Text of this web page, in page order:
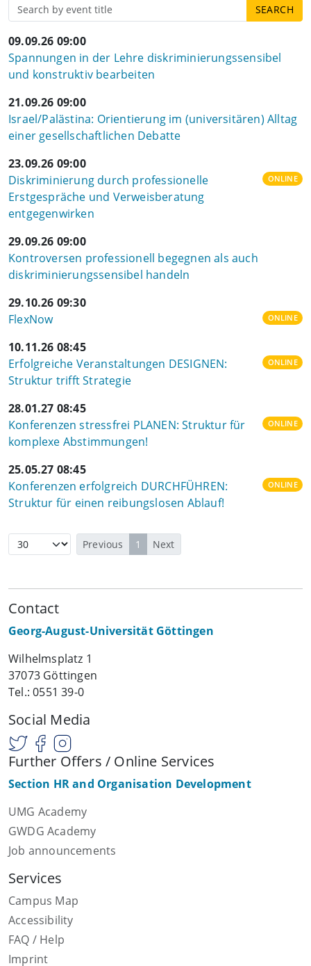
09.09.26 09:00
Spannungen in der Lehre diskriminierungssensibel
und konstruktiv bearbeiten
21.09.26 09:00
Israel/Palästina: Orientierung im (universitären) Alltag
einer gesellschaftlichen Debatte
23.09.26 09:00
Diskriminierung durch professionelle
Erstgespräche und Verweisberatung
entgegenwirken
ONLINE
29.09.26 09:00
Kontroversen professionell begegnen als auch
diskriminierungssensibel handeln
29.10.26 09:30
FlexNow
ONLINE
10.11.26 08:45
Erfolgreiche Veranstaltungen DESIGNEN:
Struktur trifft Strategie
ONLINE
28.01.27 08:45
Konferenzen stressfrei PLANEN: Struktur für
komplexe Abstimmungen!
ONLINE
25.05.27 08:45
Konferenzen erfolgreich DURCHFÜHREN:
Struktur für einen reibungslosen Ablauf!
ONLINE
Previous 1 Next
Contact
Georg-August-Universität Göttingen
Wilhelmsplatz 1
37073 Göttingen
Tel.: 0551 39-0
Social Media
Further Offers / Online Services
Section HR and Organisation Development
UMG Academy
GWDG Academy
Job announcements
Services
Campus Map
Accessibility
FAQ / Help
Imprint